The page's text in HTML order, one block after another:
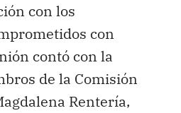
con los
con
contó con la
de la Comisión
Rentería,